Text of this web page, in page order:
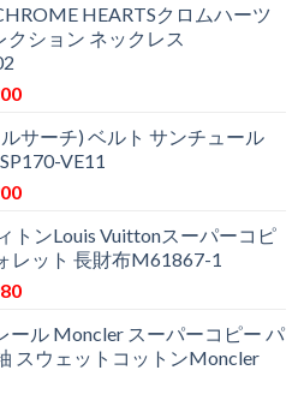
は
¥11,500
す。
HEARTSクロムハーツ
クション ネックレス
現
の
価
格
¥16,900
で
す。
サーチ) ベルト サンチュール
VE11
現
の
価
格
¥14,900
で
トンLouis Vuittonスーパーコピ
レット 長財布M61867-1
現
の
価
ール Moncler スーパーコピー パ
スウェットコットンMoncler